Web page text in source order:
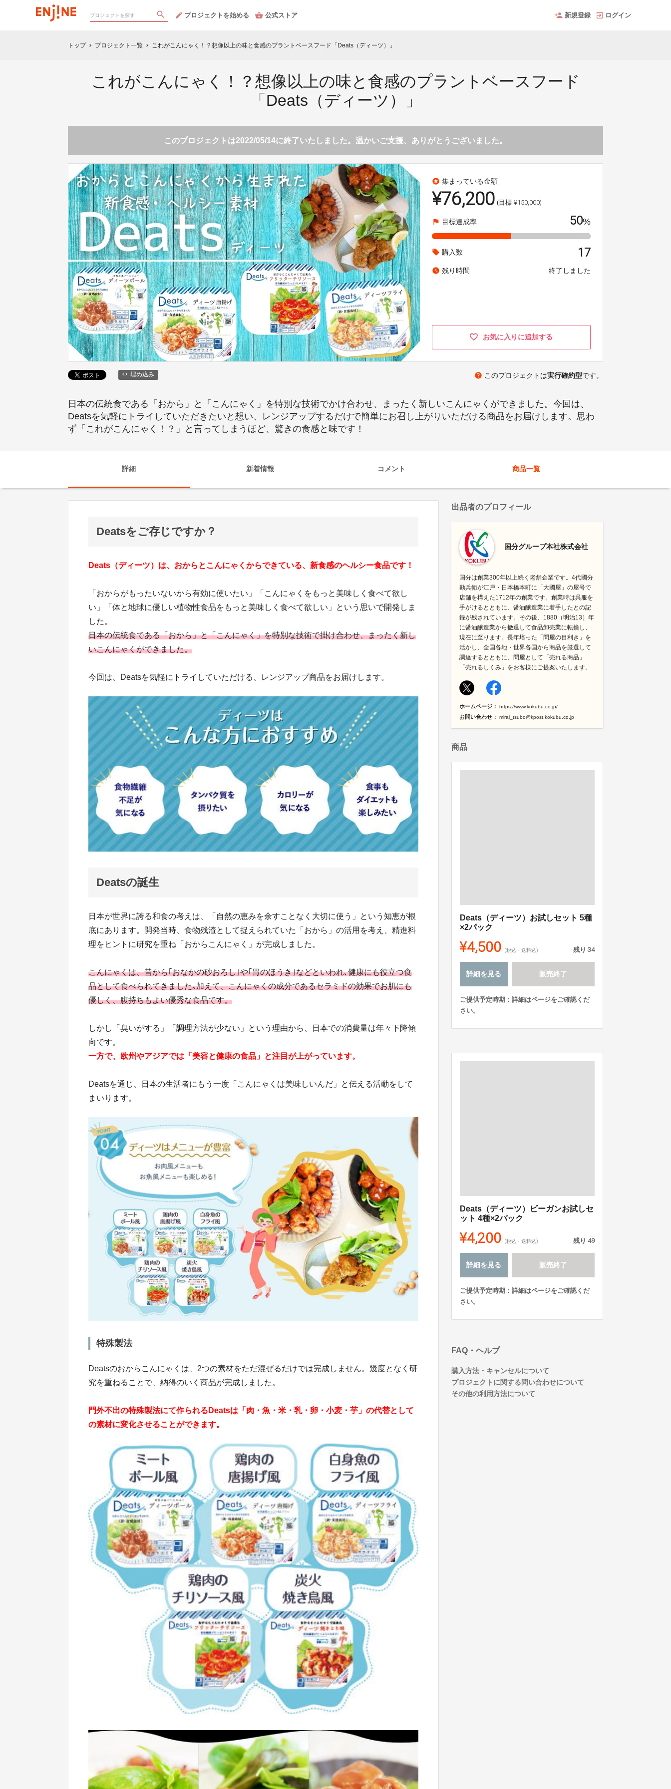
プロジェクトを始める 公式ストア 新規登録 ログイン
トップ chevron_right プロジェクト一覧 chevron_right これがこんにゃく！？想像以上の味と食感のプラントベースフード「Deats（ディーツ）」
これがこんにゃく！？想像以上の味と食感のプラントベースフード
「Deats（ディーツ）」
このプロジェクトは2022/05/14に終了いたしました。温かいご支援、ありがとうございました。
stars 集まっている金額
¥76,200 (目標 ¥150,000)
flag 目標達成率 50%
local_offer 購入数 17
watch_later 残り時間 終了しました
お気に入りに追加する
埋め込み help このプロジェクトは実行確約型です。
日本の伝統食である「おから」と「こんにゃく」を特別な技術でかけ合わせ、まったく新しいこんにゃくができました。今回は、
Deatsを気軽にトライしていただきたいと想い、レンジアップするだけで簡単にお召し上がりいただける商品をお届けします。思わ
ず「これがこんにゃく！？」と言ってしまうほど、驚きの食感と味です！
詳細 新着情報 コメント 商品一覧
Deatsをご存じですか？
Deats（ディーツ）は、おからとこんにゃくからできている、新食感のヘルシー食品です！
「おからがもったいないから有効に使いたい」「こんにゃくをもっと美味しく食べて欲し
い」「体と地球に優しい植物性食品をもっと美味しく食べて欲しい」という思いで開発しま
した。
日本の伝統食である「おから」と「こんにゃく」を特別な技術で掛け合わせ、まったく新し
いこんにゃくができました。
今回は、Deatsを気軽にトライしていただける、レンジアップ商品をお届けします。
Deatsの誕生
日本が世界に誇る和食の考えは、「自然の恵みを余すことなく大切に使う」という知恵が根
底にあります。開発当時、食物残渣として捉えられていた「おから」の活用を考え、精進料
理をヒントに研究を重ね「おからこんにゃく」が完成しました。
こんにゃくは、昔から｢おなかの砂おろし｣や｢胃のほうき｣などといわれ､健康にも役立つ食
品として食べられてきました｡加えて、こんにゃくの成分であるセラミドの効果でお肌にも
優しく、腹持ちもよい優秀な食品です。
しかし「臭いがする」「調理方法が少ない」という理由から、日本での消費量は年々下降傾
向です。
一方で、欧州やアジアでは「美容と健康の食品」と注目が上がっています。
Deatsを通じ、日本の生活者にもう一度「こんにゃくは美味しいんだ」と伝える活動をして
まいります。
特殊製法
Deatsのおからこんにゃくは、2つの素材をただ混ぜるだけでは完成しません。幾度となく研
究を重ねることで、納得のいく商品が完成しました。
門外不出の特殊製法にて作られるDeatsは「肉・魚・米・乳・卵・小麦・芋」の代替として
の素材に変化させることができます。
出品者のプロフィール
国分グループ本社株式会社
国分は創業300年以上続く老舗企業です。4代國分
勘兵衛が江戸・日本橋本町に「大國屋」の屋号で
店舗を構えた1712年の創業です。創業時は呉服を
手がけるとともに、醤油醸造業に着手したとの記
録が残されています。その後、1880（明治13）年
に醤油醸造業から撤退して食品卸売業に転換し、
現在に至ります。長年培った「問屋の目利き」を
活かし、全国各地・世界各国から商品を厳選して
調達するとともに、問屋として「売れる商品」
「売れるしくみ」をお客様にご提案いたします。
ホームページ： https://www.kokubu.co.jp/
お問い合わせ： mirai_tsubo@kpost.kokubu.co.jp
商品
Deats（ディーツ）お試しセット 5種
×2パック
¥4,500 (税込・送料込) 残り 34
詳細を見る 販売終了
ご提供予定時期：詳細はページをご確認くだ
さい。
Deats（ディーツ）ビーガンお試しセ
ット 4種×2パック
¥4,200 (税込・送料込) 残り 49
詳細を見る 販売終了
ご提供予定時期：詳細はページをご確認くだ
さい。
FAQ・ヘルプ
購入方法・キャンセルについて
プロジェクトに関する問い合わせについて
その他の利用方法について